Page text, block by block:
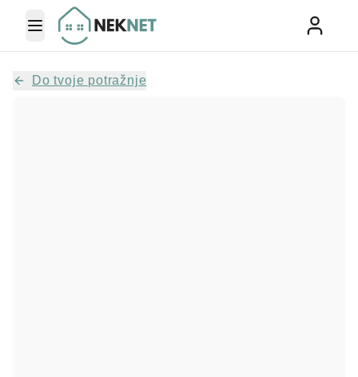
Toggle Menu
Do tvoje potražnje